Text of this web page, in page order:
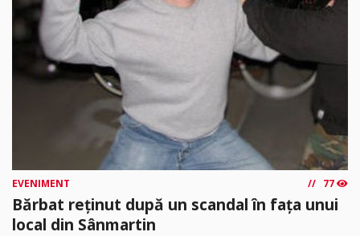
EVENIMENT 77
Bărbat reținut după un scandal în fața unui
local din Sânmartin